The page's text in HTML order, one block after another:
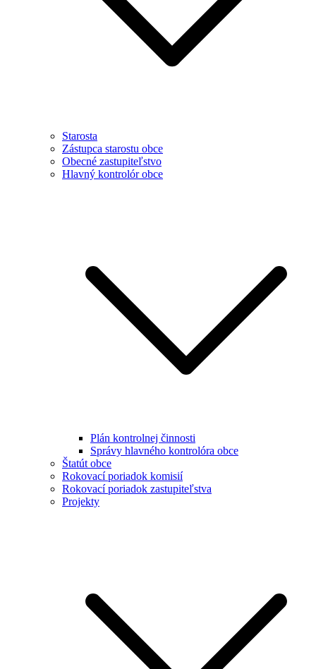
Starosta
Zástupca starostu obce
Obecné zastupiteľstvo
Hlavný kontrolór obce
Plán kontrolnej činnosti
Správy hlavného kontrolóra obce
Štatút obce
Rokovací poriadok komisií
Rokovací poriadok zastupiteľstva
Projekty